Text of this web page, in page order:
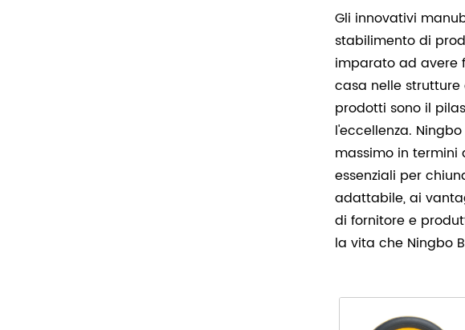
Gli innovativi
stabilimento di
imparato ad avere
casa nelle strutture
prodotti sono il
l'eccellenza.
massimo in termini
essenziali per
adattabile, ai
di fornitore e
la vita che Ningbo